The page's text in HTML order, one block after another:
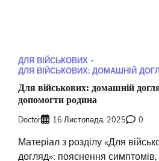
ДЛЯ ВІЙСЬКОВИХ
ДЛЯ ВІЙСЬКОВИХ: ДОМАШНІЙ
Для військових: домашній
допомогти родина
Doctor 16 Листопада, 2025 0
Матеріал з розділу «Для
догляд»: пояснення